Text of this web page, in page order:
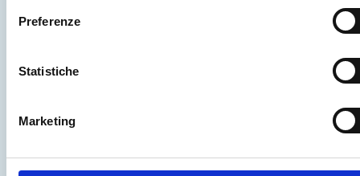
Preferenze
Statistiche
Marketing
Altri argomenti